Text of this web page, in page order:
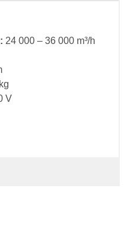
24 000 – 36 000 m³/h
V